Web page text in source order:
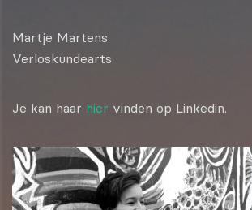
Martje Martens
Verloskundearts
Je kan haar hier vinden op Linkedin.